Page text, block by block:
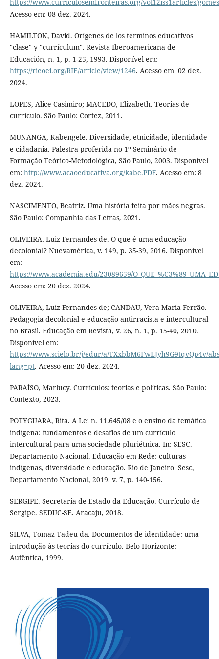
https://www.curriculosemfronteiras.org/vol12iss1articles/
Acesso em: 08 dez. 2024.
HAMILTON, David. Orígenes de los términos educativos
"clase" y "currículum". Revista Iberoamericana de
Educación, n. 1, p. 1-25, 1993. Disponível em:
https://rieoei.org/RIE/article/view/1246. Acesso em: 02 dez.
2024.
LOPES, Alice Casimiro; MACEDO, Elizabeth. Teorias de
currículo. São Paulo: Cortez, 2011.
MUNANGA, Kabengele. Diversidade, etnicidade, identidade
e cidadania. Palestra proferida no 1º Seminário de
Formação Teórico-Metodológica, São Paulo, 2003. Disponível
em: http://www.acaoeducativa.org/kabe.PDF. Acesso em: 8
dez. 2024.
NASCIMENTO, Beatriz. Uma história feita por mãos negras.
São Paulo: Companhia das Letras, 2021.
OLIVEIRA, Luiz Fernandes de. O que é uma educação
decolonial? Nuevamérica, v. 149, p. 35-39, 2016. Disponível
em:
https://www.academia.edu/23089659/
Acesso em: 20 dez. 2024.
OLIVEIRA, Luiz Fernandes de; CANDAU, Vera Maria Ferrão.
Pedagogia decolonial e educação antirracista e intercultural
no Brasil. Educação em Revista, v. 26, n. 1, p. 15-40, 2010.
Disponível em:
https://www.scielo.br/j/edur/a/TXxbbM6FwLJyh9G9tqvQp4v/
lang=pt. Acesso em: 20 dez. 2024.
PARAÍSO, Marlucy. Currículos: teorias e políticas. São Paulo:
Contexto, 2023.
POTYGUARA, Rita. A Lei n. 11.645/08 e o ensino da temática
indígena: fundamentos e desafios de um currículo
intercultural para uma sociedade pluriétnica. In: SESC.
Departamento Nacional. Educação em Rede: culturas
indígenas, diversidade e educação. Rio de Janeiro: Sesc,
Departamento Nacional, 2019. v. 7, p. 140-156.
SERGIPE. Secretaria de Estado da Educação. Currículo de
Sergipe. SEDUC-SE. Aracaju, 2018.
SILVA, Tomaz Tadeu da. Documentos de identidade: uma
introdução às teorias do currículo. Belo Horizonte:
Autêntica, 1999.